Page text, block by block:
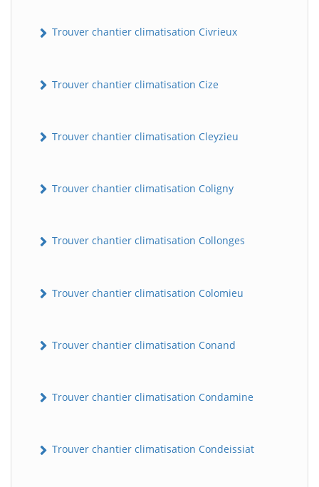
Trouver chantier climatisation Civrieux
Trouver chantier climatisation Cize
Trouver chantier climatisation Cleyzieu
Trouver chantier climatisation Coligny
Trouver chantier climatisation Collonges
Trouver chantier climatisation Colomieu
Trouver chantier climatisation Conand
Trouver chantier climatisation Condamine
Trouver chantier climatisation Condeissiat
B Assistant en ligne